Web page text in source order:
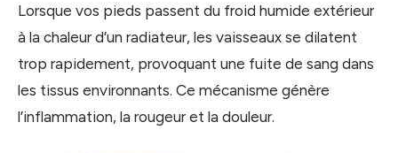
Lorsque vos pieds passent du froid humide extérieur
à la chaleur d’un radiateur, les vaisseaux se dilatent
trop rapidement, provoquant une fuite de sang dans
les tissus environnants. Ce mécanisme génère
l’inflammation, la rougeur et la douleur.